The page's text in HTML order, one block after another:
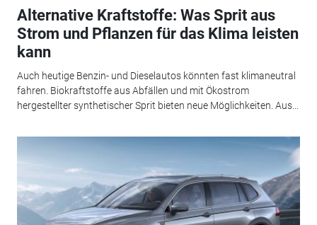
Alternative Kraftstoffe: Was Sprit aus
Strom und Pflanzen für das Klima leisten
kann
Auch heutige Benzin- und Dieselautos könnten fast klimaneutral
fahren. Biokraftstoffe aus Abfällen und mit Ökostrom
hergestellter synthetischer Sprit bieten neue Möglichkeiten. Aus...